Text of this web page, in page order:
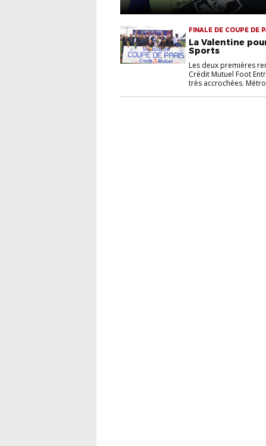
FINALE DE COUPE DE
La Valentine
Sports
Les deux premières
Crédit Mutuel Foot
très accrochées. Métro